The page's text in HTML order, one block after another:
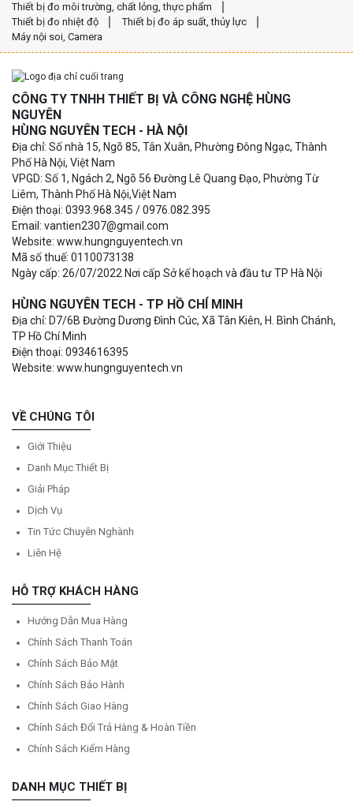
Thiết bị đo môi trường, chất lỏng, thực phẩm
Thiết bị đo nhiệt độ
Thiết bị đo áp suất, thủy lực
Máy nội soi, Camera
CÔNG TY TNHH THIẾT BỊ VÀ CÔNG NGHỆ HÙNG
NGUYÊN
HÙNG NGUYÊN TECH - HÀ NỘI
Địa chỉ: Số nhà 15, Ngõ 85, Tân Xuân, Phường Đông Ngạc, Thành
Phố Hà Nội, Việt Nam
VPGD: Số 1, Ngách 2, Ngõ 56 Đường Lê Quang Đạo, Phường Từ
Liêm, Thành Phố Hà Nội,Việt Nam
Điện thoại: 0393.968.345 / 0976.082.395
Email: vantien2307@gmail.com
Website: www.hungnguyentech.vn
Mã số thuế: 0110073138
Ngày cấp: 26/07/2022 Nơi cấp Sở kế hoạch và đầu tư TP Hà Nội
HÙNG NGUYÊN TECH - TP HỒ CHÍ MINH
Địa chỉ: D7/6B Đường Dương Đình Cúc, Xã Tân Kiên, H. Bình Chánh,
TP Hồ Chí Minh
Điện thoại: 0934616395
Website: www.hungnguyentech.vn
VỀ CHÚNG TÔI
Giới Thiệu
Danh Mục Thiết Bị
Giải Pháp
Dịch Vụ
Tin Tức Chuyên Nghành
Liên Hệ
HỖ TRỢ KHÁCH HÀNG
Hướng Dẫn Mua Hàng
Chính Sách Thanh Toán
Chính Sách Bảo Mật
Chính Sách Bảo Hành
Chính Sách Giao Hàng
Chính Sách Đổi Trả Hàng & Hoàn Tiền
Chính Sách Kiểm Hàng
DANH MỤC THIẾT BỊ